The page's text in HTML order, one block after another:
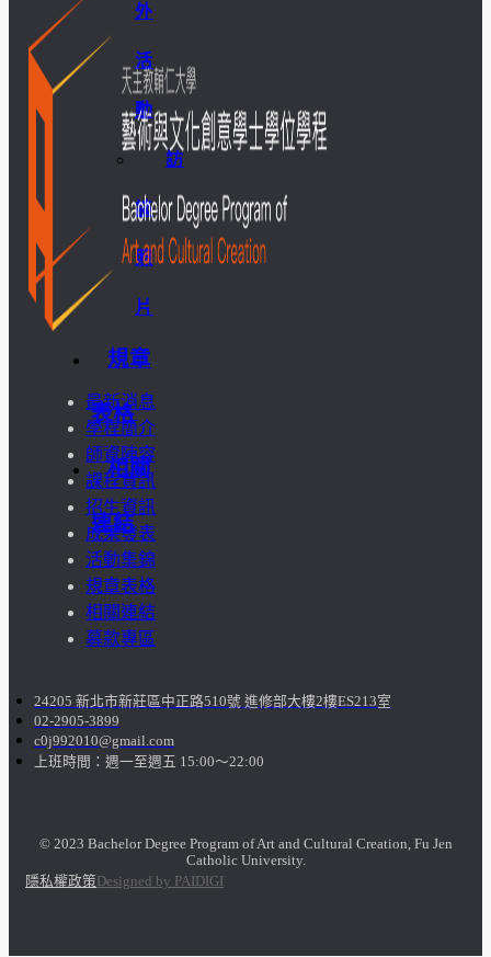
外
活
動
訪
談
照
片
規章
表格
相關
連結
最新消息
學程簡介
師資陣容
課程資訊
招生資訊
成果發表
活動集錦
規章表格
相關連結
募款專區
24205 新北市新莊區中正路510號 進修部大樓2樓ES213室
02-2905-3899
c0j992010@gmail.com
上班時間：週一至週五 15:00～22:00
© 2023 Bachelor Degree Program of Art and Cultural Creation, Fu Jen
Catholic University.
隱私權政策 Designed by PAIDIGI